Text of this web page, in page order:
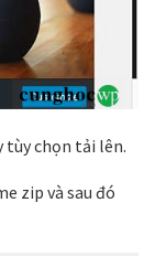
tùy chọn tải lên.
zip và sau đó